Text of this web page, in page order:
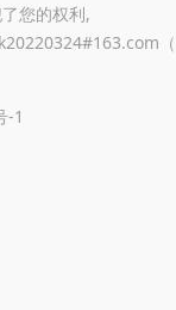
您的权利,
-1